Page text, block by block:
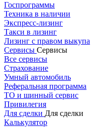
Госпрограммы
Техника в наличии
Экспресс-лизинг
Такси в лизинг
Лизинг с правом выкупа
Сервисы Сервисы
Все сервисы
Страхование
Умный автомобиль
Реферальная программа
ТО и шинный сервис
Привилегия
Для сделки Для сделки
Калькулятор